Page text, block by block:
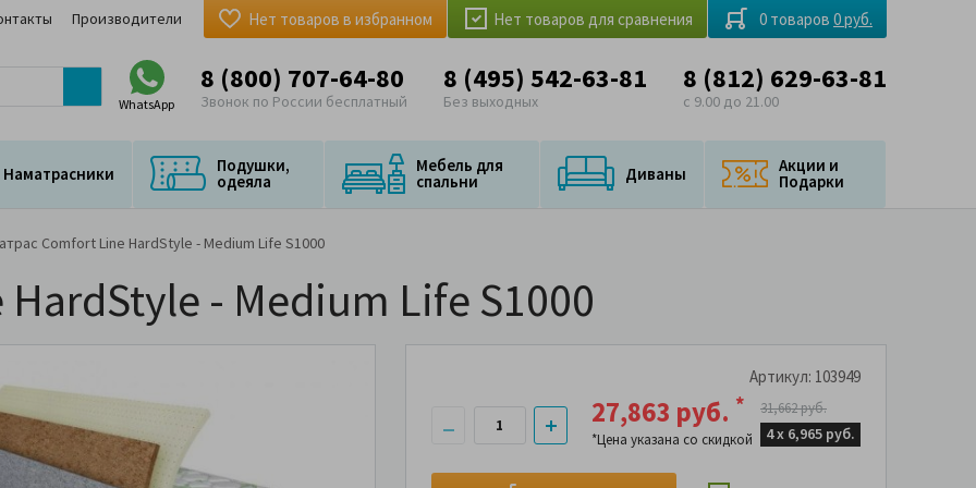
Производители Нет товаров для сравнения
Нет товаров в избранном 0 товаров 0 руб.
WhatsApp
8 (800) 707-64-80
Звонок по России бесплатный
8 (495) 542-63-81
Без выходных
8 (812) 629-63-81
с 9.00 до 21.00
Наматрасники Подушки,
одеяла
Мебель для
спальни Диваны Акции и
Подарки
Comfort Line HardStyle - Medium Life S1000
- Medium Life S1000
Артикул: 103949
27,863 руб. *
*Цена указана со скидкой
31,662 руб.
4 х 6,965 руб.